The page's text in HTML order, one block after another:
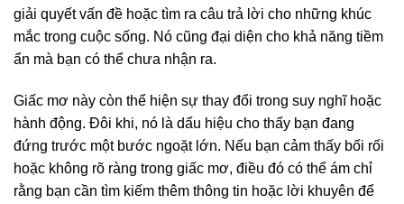
giải quyết vấn đề hoặc tìm ra câu trả lời cho những khúc
mắc trong cuộc sống. Nó cũng đại diện cho khả năng tiềm
ẩn mà bạn có thể chưa nhận ra.
Giấc mơ này còn thể hiện sự thay đổi trong suy nghĩ hoặc
hành động. Đôi khi, nó là dấu hiệu cho thấy bạn đang
đứng trước một bước ngoặt lớn. Nếu bạn cảm thấy bối rối
hoặc không rõ ràng trong giấc mơ, điều đó có thể ám chỉ
rằng bạn cần tìm kiếm thêm thông tin hoặc lời khuyên để